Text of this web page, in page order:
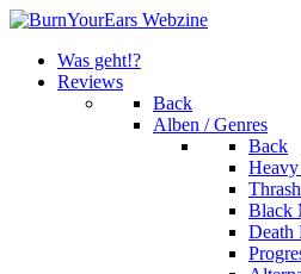
Was geht!?
Reviews
Back
Alben / Genres
Back
Black
Death